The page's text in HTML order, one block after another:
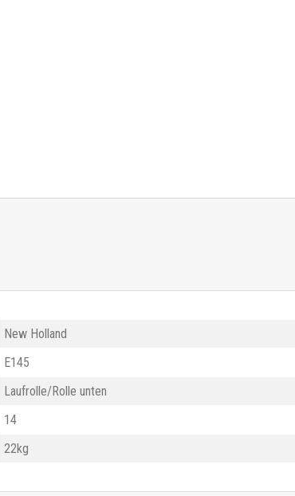
New Holland
E145
Laufrolle/Rolle unten
14
22kg